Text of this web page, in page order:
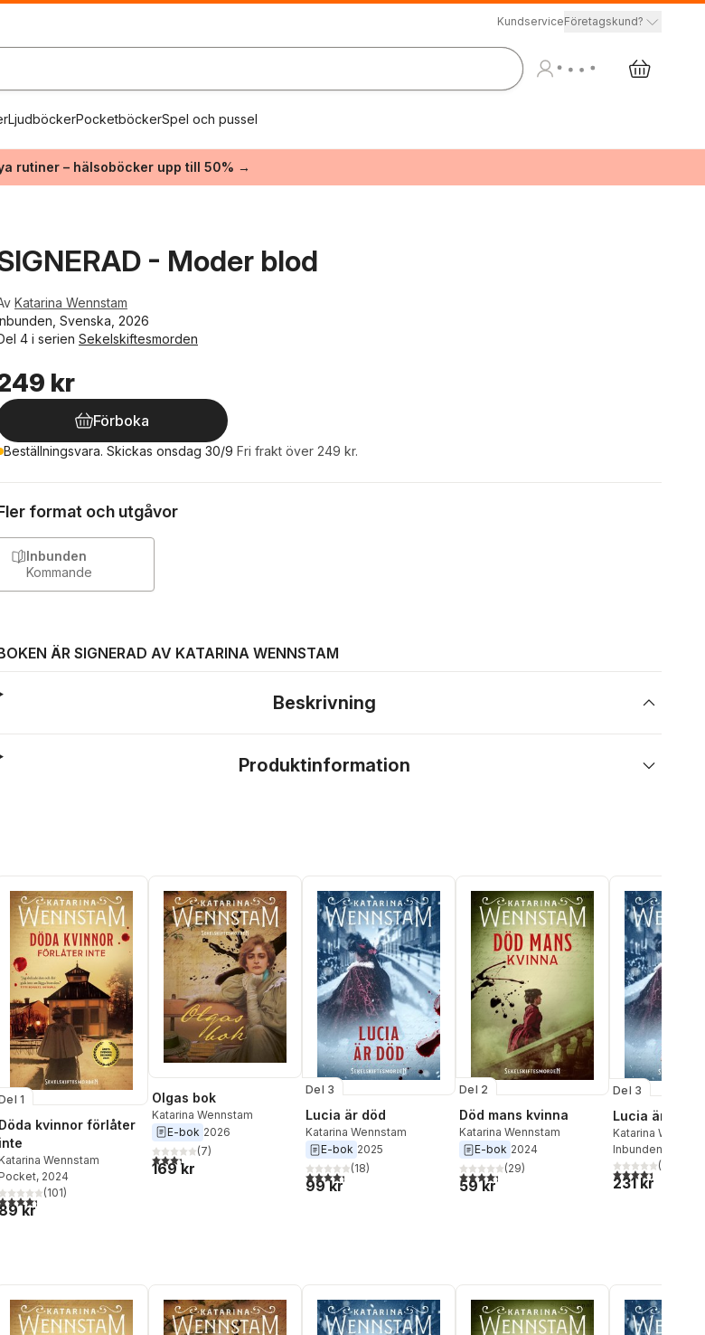
KundserviceFöretagskund?
LjudböckerPocketböckerSpel och pussel
rutiner – hälsoböcker upp till 50% →
- Moder blod
Katarina Wennstam
Svenska, 2026
4 i serien Sekelskiftesmorden
kr
Förboka
Beställningsvara. Skickas onsdag 30/9 Fri frakt över 249 kr.
format och utgåvor
Inbunden
Kommande
ÄR SIGNERAD AV KATARINA WENNSTAM
Beskrivning
Produktinformation
1
Döda kvinnor förlåter
inte
Katarina Wennstam
Pocket, 2024
utav 5 stjärnor. Totalt antal röster:
(101)
89 kr
Olgas bok
Katarina Wennstam
E-bok 2026
3,3utav 5 stjärnor. Totalt antal röster:
(7)
169 kr
Del 3
Lucia är död
Katarina Wennstam
E-bok 2025
4,3utav 5 stjärnor. Totalt antal röster:
(18)
99 kr
Del 2
Död mans kvinna
Katarina Wennstam
E-bok 2024
4,3utav 5 stjärnor. Totalt antal röster:
(29)
59 kr
Del 3
Lucia är död
Katarina
Inbunden
4,4utav 5(
231 kr